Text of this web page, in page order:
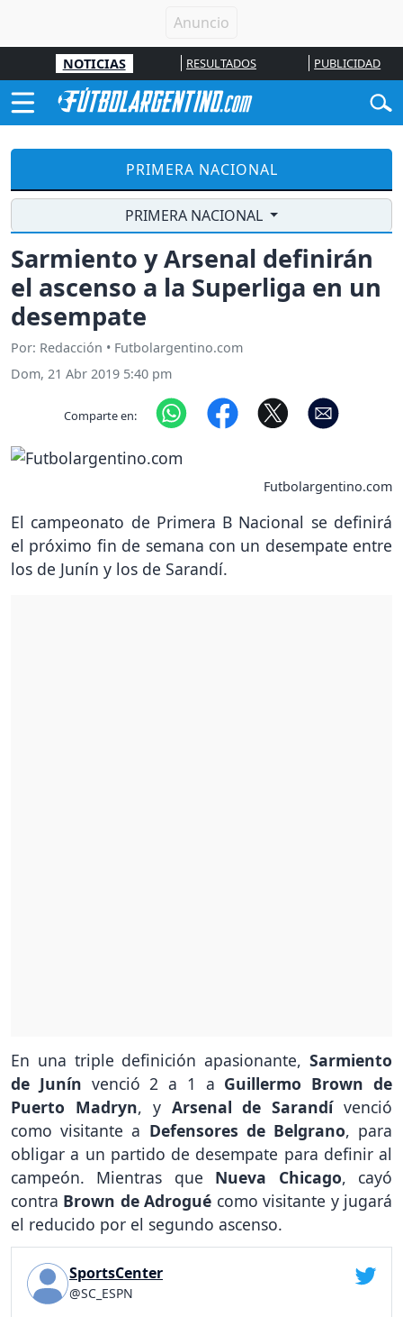
NOTICIAS RESULTADOS PUBLICIDAD
PRIMERA NACIONAL
PRIMERA NACIONAL
Sarmiento y Arsenal definirán
el ascenso a la Superliga en un
desempate
Por: Redacción • Futbolargentino.com
Dom, 21 Abr 2019 5:40 pm
Comparte en:
Futbolargentino.com
El campeonato de Primera B Nacional se definirá
el próximo fin de semana con un desempate entre
los de Junín y los de Sarandí.
En una triple definición apasionante, Sarmiento
de Junín venció 2 a 1 a Guillermo Brown de
Puerto Madryn, y Arsenal de Sarandívenció
como visitante a Defensores de Belgrano, para
obligar a un partido de desempate para definir al
campeón. Mientras que Nueva Chicago, cayó
contra Brown de Adrogué como visitante y jugará
el reducido por el segundo ascenso.
SportsCenter
@SC_ESPN